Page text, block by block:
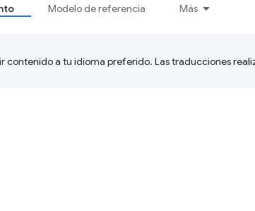
Modelo de referencia Más
a tu idioma preferido. Las traducciones